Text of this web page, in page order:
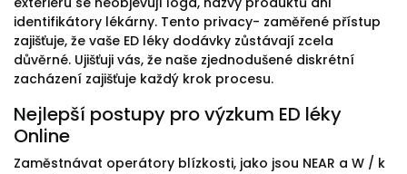
identifikátory lékárny. Tento privacy- zaměřené přístup
zajišťuje, že vaše ED léky dodávky zůstávají zcela
důvěrné. Ujišťuji vás, že naše zjednodušené diskrétní
zacházení zajišťuje každý krok procesu.
Nejlepší postupy pro výzkum ED léky
Online
Zaměstnávat operátory blízkosti, jako jsou NEAR a W / k